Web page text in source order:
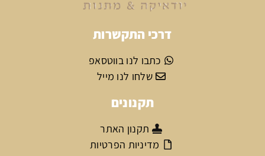
דרכי התקשרות
כתבו לנו בווטסאפ
שלחו לנו מייל
תקנונים
תקנון האתר
מדיניות הפרטיות